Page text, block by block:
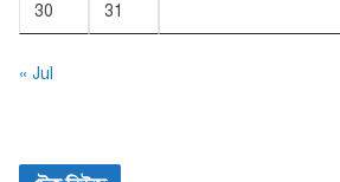
30 31
« Jul